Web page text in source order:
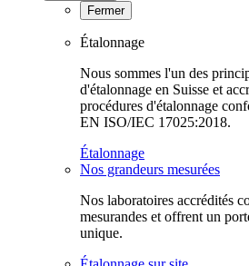
Fermer
Étalonnage
Nous sommes l'un des
d'étalonnage en Suisse et
procédures d'étalonnage
EN ISO/IEC 17025:2018.
Étalonnage
Nos grandeurs mesurées
Nos laboratoires accrédités
mesurandes et offrent un
unique.